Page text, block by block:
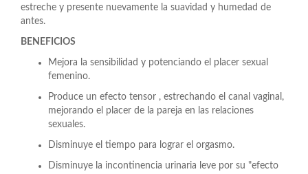
estreche y presente nuevamente la suavidad y humedad de
antes.
BENEFICIOS
Mejora la sensibilidad y potenciando el placer sexual
femenino.
Produce un efecto tensor , estrechando el canal vaginal,
mejorando el placer de la pareja en las relaciones
sexuales.
Disminuye el tiempo para lograr el orgasmo.
Disminuye la incontinencia urinaria leve por su "efecto